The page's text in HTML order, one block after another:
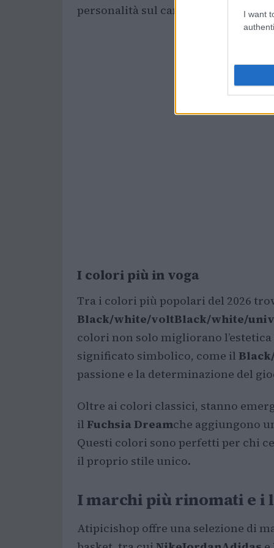
I want
personalità sul campo.
I colori più in voga
Tra i colori più popolari del 2026
Black/white/voltBlack/white/
colori non solo migliorano
significato simbolico, come il
passione e la determinazione del
Oltre ai colori classici, stanno
il Fuchsia Dreamche aggiungono
Questi colori sono perfetti per chi
il proprio stile unico.
I marchi più rinomati e
Atipicishop offre una selezione di